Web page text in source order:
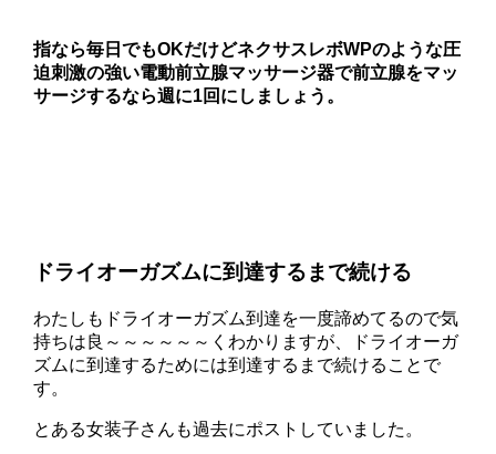
指なら毎日でもOKだけどネクサスレボWPのような圧
迫刺激の強い電動前立腺マッサージ器で前立腺をマッ
サージするなら週に1回にしましょう。
ドライオーガズムに到達するまで続ける
わたしもドライオーガズム到達を一度諦めてるので気
持ちは良～～～～～～くわかりますが、ドライオーガ
ズムに到達するためには到達するまで続けることで
す。
とある女装子さんも過去にポストしていました。